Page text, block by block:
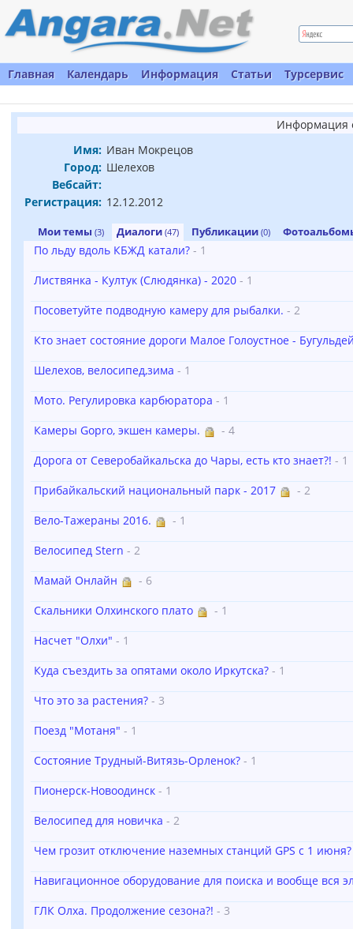
Главная Календарь Информация Статьи Турсервис
Информация
Имя: Иван Мокрецов
Город: Шелехов
Вебсайт:
Регистрация: 12.12.2012
Мои темы (3) Диалоги (47) Публикации (0)
По льду вдоль КБЖД катали? - 1
Листвянка - Култук (Слюдянка) - 2020 - 1
Посоветуйте подводную камеру для рыбалки. - 2
Кто знает состояние дороги Малое Голоустное -
Шелехов, велосипед,зима - 1
Мото. Регулировка карбюратора - 1
Камеры Gopro, экшен камеры.
- 4
Дорога от Северобайкальска до Чары, есть кто знает?! - 1
Прибайкальский национальный парк - 2017
- 2
Вело-Тажераны 2016.
- 1
Велосипед Stern - 2
Мамай Онлайн
- 6
Скальники Олхинского плато
- 1
Насчет "Олхи" - 1
Куда съездить за опятами около Иркутска? - 1
Что это за растения? - 3
Поезд "Мотаня" - 1
Состояние Трудный-Витязь-Орленок? - 1
Пионерск-Новоодинск - 1
Велосипед для новичка - 2
Чем грозит отключение наземных станций GPS с 1 июня?
Навигационное оборудование для поиска и вообще вся
ГЛК Олха. Продолжение сезона?! - 3